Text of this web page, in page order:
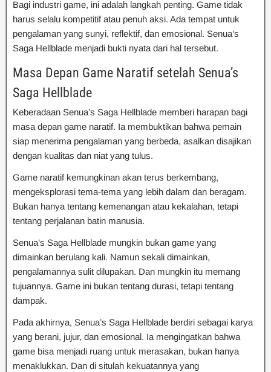
Bagi industri game, ini adalah langkah penting. Game tidak
harus selalu kompetitif atau penuh aksi. Ada tempat untuk
pengalaman yang sunyi, reflektif, dan emosional. Senua’s
Saga Hellblade menjadi bukti nyata dari hal tersebut.
Masa Depan Game Naratif setelah Senua’s
Saga Hellblade
Keberadaan Senua’s Saga Hellblade memberi harapan bagi
masa depan game naratif. Ia membuktikan bahwa pemain
siap menerima pengalaman yang berbeda, asalkan disajikan
dengan kualitas dan niat yang tulus.
Game naratif kemungkinan akan terus berkembang,
mengeksplorasi tema-tema yang lebih dalam dan beragam.
Bukan hanya tentang kemenangan atau kekalahan, tetapi
tentang perjalanan batin manusia.
Senua’s Saga Hellblade mungkin bukan game yang
dimainkan berulang kali. Namun sekali dimainkan,
pengalamannya sulit dilupakan. Dan mungkin itu memang
tujuannya. Game ini bukan tentang durasi, tetapi tentang
dampak.
Pada akhirnya, Senua’s Saga Hellblade berdiri sebagai karya
yang berani, jujur, dan emosional. Ia mengingatkan bahwa
game bisa menjadi ruang untuk merasakan, bukan hanya
menaklukkan. Dan di situlah kekuatannya yang